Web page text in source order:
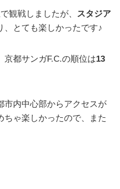
観戦しましたが、 スタジア
、とても楽しかったです♪
京都サンガF.C.の順位は13
市内中心部からアクセスが
ちゃ楽しかったので、また